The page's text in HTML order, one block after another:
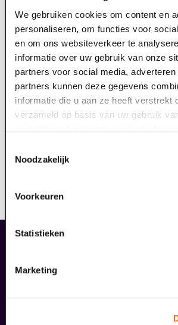
We gebruiken cookies om content en
personaliseren, om functies voor
en om ons websiteverkeer te
informatie over uw gebruik van onze
partners voor social media,
partners kunnen deze gegevens
informatie die u aan ze heeft verstrekt
verzameld op basis van uw gebruik
Noodzakelijk
Voorkeuren
Statistieken
Marketing
liefhebbers bestelden
09
september